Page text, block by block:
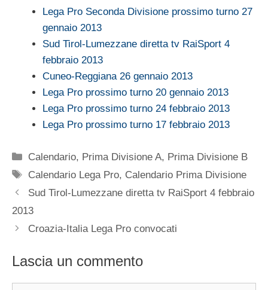
Lega Pro Seconda Divisione prossimo turno 27
gennaio 2013
Sud Tirol-Lumezzane diretta tv RaiSport 4
febbraio 2013
Cuneo-Reggiana 26 gennaio 2013
Lega Pro prossimo turno 20 gennaio 2013
Lega Pro prossimo turno 24 febbraio 2013
Lega Pro prossimo turno 17 febbraio 2013
Categorie
Calendario, Prima Divisione A, Prima Divisione B
Tag
Calendario Lega Pro, Calendario Prima Divisione
Sud Tirol-Lumezzane diretta tv RaiSport 4 febbraio
2013
Croazia-Italia Lega Pro convocati
Lascia un commento